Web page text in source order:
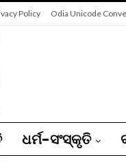
Policy Odia Unicode
ଧର୍ମ-ସଂସ୍କୃତି